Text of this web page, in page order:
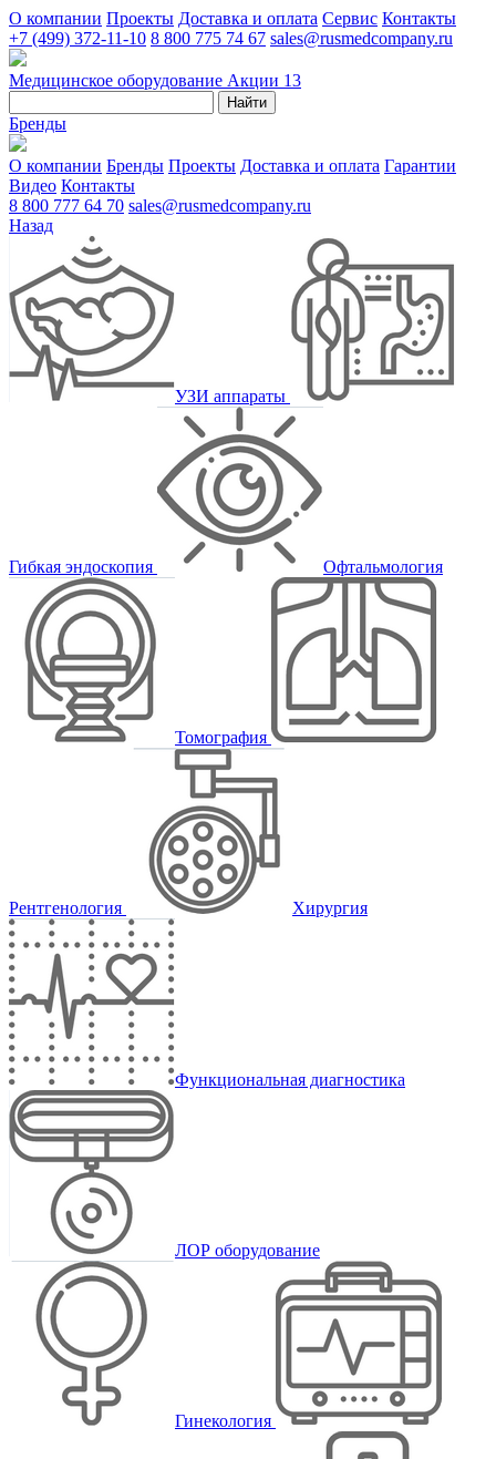
О компании Проекты Доставка и оплата Сервис Контакты
+7 (499) 372-11-10 8 800 775 74 67 sales@rusmedcompany.ru
Медицинское оборудование Акции 13
Найти
Бренды
О компании Бренды Проекты Доставка и оплата Гарантии
Видео Контакты
8 800 777 64 70 sales@rusmedcompany.ru
Назад
УЗИ аппараты
Гибкая эндоскопия Офтальмология
Томография
Рентгенология Хирургия
Функциональная диагностика
ЛОР оборудование
Гинекология